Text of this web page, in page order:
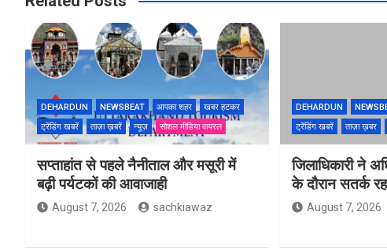
DEHARDUN NEWSBEAT आपका शहर
खबर हटकर
ट्रेंडिंग खबरें
ताज़ा ख़बरें न्यूज़ सोशल मीडिया वायरल
सप्ताहांत से पहले नैनीताल और मसूरी में
बढ़ी पर्यटकों की आवाजाही
August 7, 2026 sachkiawaz
DEHARDUN
ट्रेंडिंग खबरें
ताज़ा ख़बर
जिलाधिकारी ने
के दौरान सतर्क
August 7, 2026